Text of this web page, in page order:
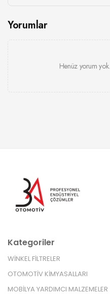
Yorumlar
Henüz yorum
Kategoriler
WİNKEL FİLTRELER
OTOMOTİV KİMYASALLARI
MOBİLYA YARDIMCI MALZEMELER